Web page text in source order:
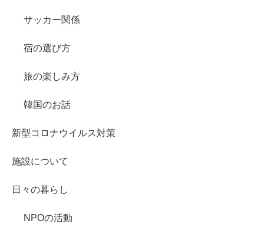
サッカー関係
宿の選び方
旅の楽しみ方
韓国のお話
新型コロナウイルス対策
施設について
日々の暮らし
NPOの活動